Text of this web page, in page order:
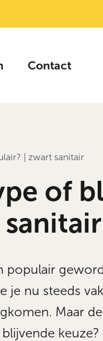
Contact
| zwart sanitair
of
populair
je nu steeds
Maar